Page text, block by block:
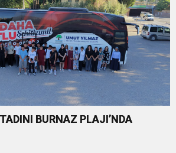
BURNAZ PLAJI’NDA